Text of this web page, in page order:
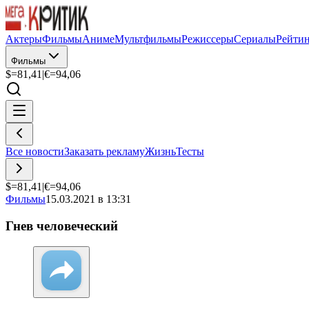
АктерыФильмыАнимеМультфильмыРежиссерыСериалы
Фильмы
$=81,41 |€=94,06
Все новостиЗаказать рекламуЖизньТесты
$=81,41 |€=94,06
Фильмы15.03.2021 в 13:31
Гнев человеческий